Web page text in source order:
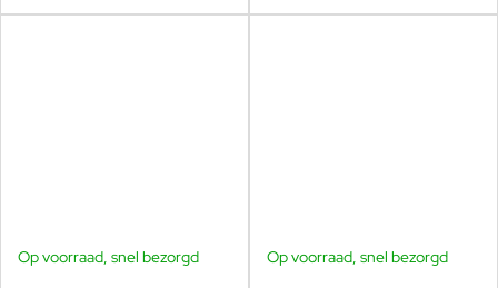
Op voorraad, snel bezorgd Op voorraad, snel bezorgd